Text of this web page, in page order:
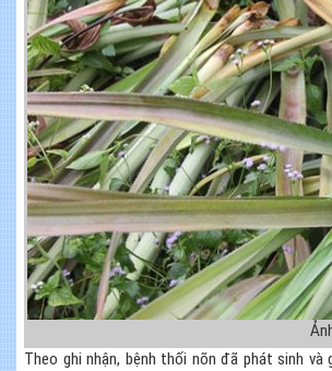
Theo ghi nhận, bệnh thối nõn đã phát sinh và